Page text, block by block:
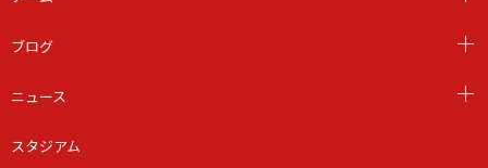
ブログ
ニュース
スタジアム